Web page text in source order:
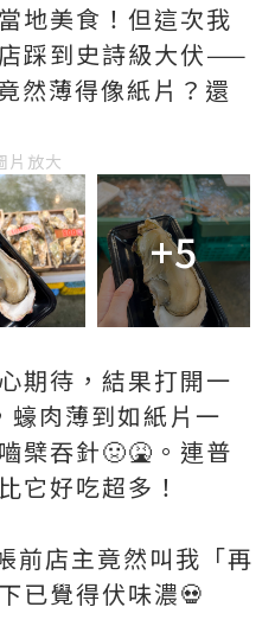
地美食！但這次我
踩到史詩級大伏——
然薄得像紙片？還
片放大
+5
期待，結果打開一
肉薄到如紙片一
檗吞針🤢🤮。連普
它好吃超多！
前店主竟然叫我「再
已覺得伏味濃💀